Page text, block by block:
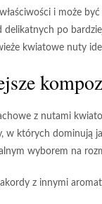
i może
delikatnych po
kwiatowe nuty
z nutami
, w których dominują
wyborem na
akordy z innymi